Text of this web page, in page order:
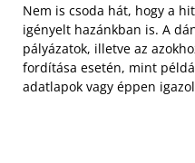
Nem is csoda hát, hogy a
igényelt hazánkban is. A
pályázatok, illetve az
fordítása esetén, mint
adatlapok vagy éppen